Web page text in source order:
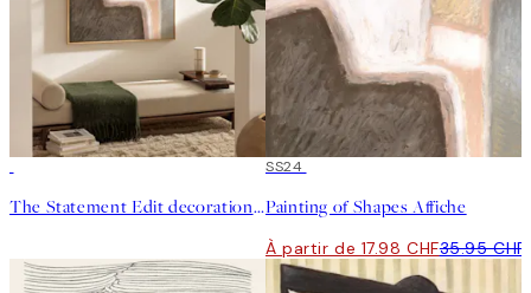
The Statement Edit decoration murale
50%*
SS24
Painting of Shapes Affiche
À partir de 17.98 CHF35.95 CHF